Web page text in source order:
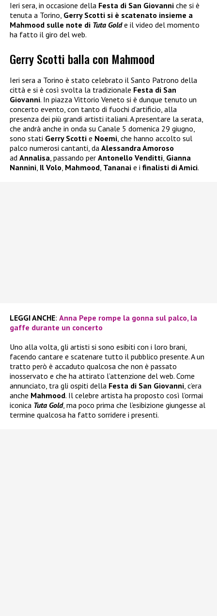
Ieri sera, in occasione della Festa di San Giovanni che si è
tenuta a Torino, Gerry Scotti si è scatenato insieme a
Mahmood sulle note di Tuta Golde il video del momento
ha fatto il giro del web.
Gerry Scotti balla con Mahmood
Ieri sera a Torino è stato celebrato il Santo Patrono della
città e si è così svolta la tradizionale Festa di San
Giovanni. In piazza Vittorio Veneto si è dunque tenuto un
concerto evento, con tanto di fuochi d’artificio, alla
presenza dei più grandi artisti italiani. A presentare la serata,
che andrà anche in onda su Canale 5 domenica 29 giugno,
sono stati Gerry Scotti e Noemi, che hanno accolto sul
palco numerosi cantanti, da Alessandra Amoroso
ad Annalisa, passando per Antonello Venditti, Gianna
Nannini, Il Volo, Mahmood, Tananai e i finalisti di Amici.
LEGGI ANCHE: Anna Pepe rompe la gonna sul palco, la
gaffe durante un concerto
Uno alla volta, gli artisti si sono esibiti con i loro brani,
facendo cantare e scatenare tutto il pubblico presente. A un
tratto però è accaduto qualcosa che non è passato
inosservato e che ha attirato l’attenzione del web. Come
annunciato, tra gli ospiti della Festa di San Giovanni, c’era
anche Mahmood. Il celebre artista ha proposto così l’ormai
iconica Tuta Gold, ma poco prima che l’esibizione giungesse al
termine qualcosa ha fatto sorridere i presenti.